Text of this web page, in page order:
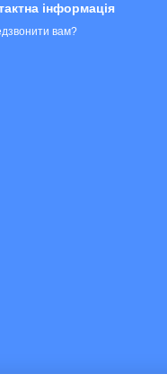
інформація
вам?